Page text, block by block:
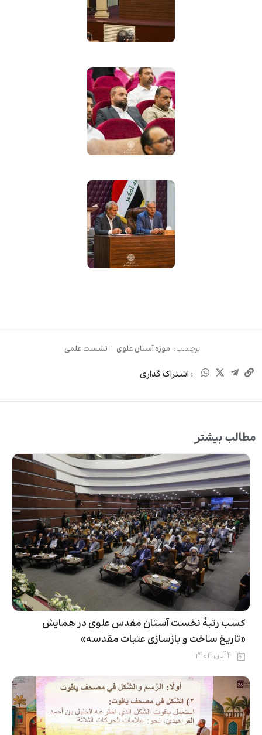
برچسب: موزه آستان علوی | نشست علمی
: اشتراک گذاری
مطالب بیشتر
کسب رتبۀ نخست آستان مقدس علوی در همایش
«تاریخ ساخت و بازسازی عتبات مقدسه»
۴ آبان ۱۴۰۴